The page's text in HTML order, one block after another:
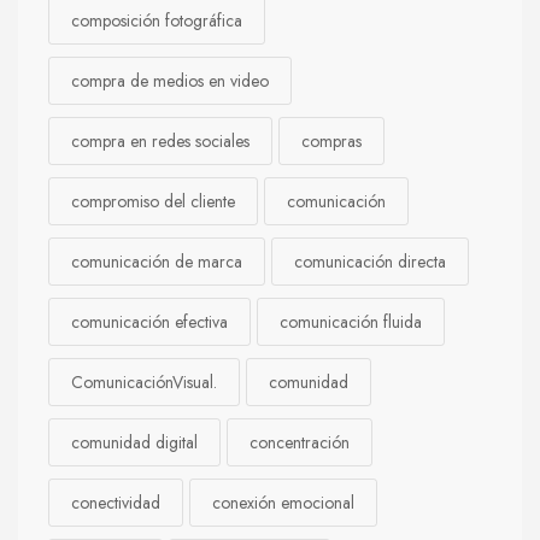
composición fotográfica
compra de medios en video
compra en redes sociales compras
compromiso del cliente comunicación
comunicación de marca comunicación directa
comunicación efectiva comunicación fluida
ComunicaciónVisual. comunidad
comunidad digital concentración
conectividad conexión emocional